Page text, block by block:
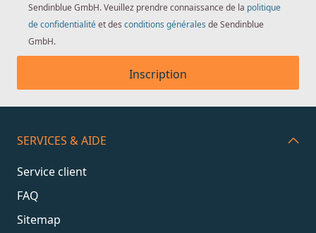
Sendinblue GmbH. Veuillez prendre connaissance de la politique
de confidentialitéet des conditions générales de Sendinblue
GmbH.
Inscription
SERVICES & AIDE
Service client
FAQ
Sitemap